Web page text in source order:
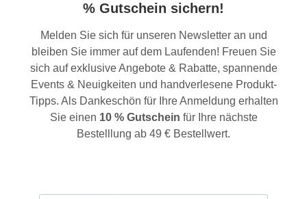
% Gutschein sichern!
Melden Sie sich für unseren Newsletter an und
bleiben Sie immer auf dem Laufenden! Freuen Sie
sich auf exklusive Angebote & Rabatte, spannende
Events & Neuigkeiten und handverlesene Produkt-
Tipps. Als Dankeschön für Ihre Anmeldung erhalten
Sie einen 10 % Gutschein für Ihre nächste
Bestelllung ab 49 € Bestellwert.